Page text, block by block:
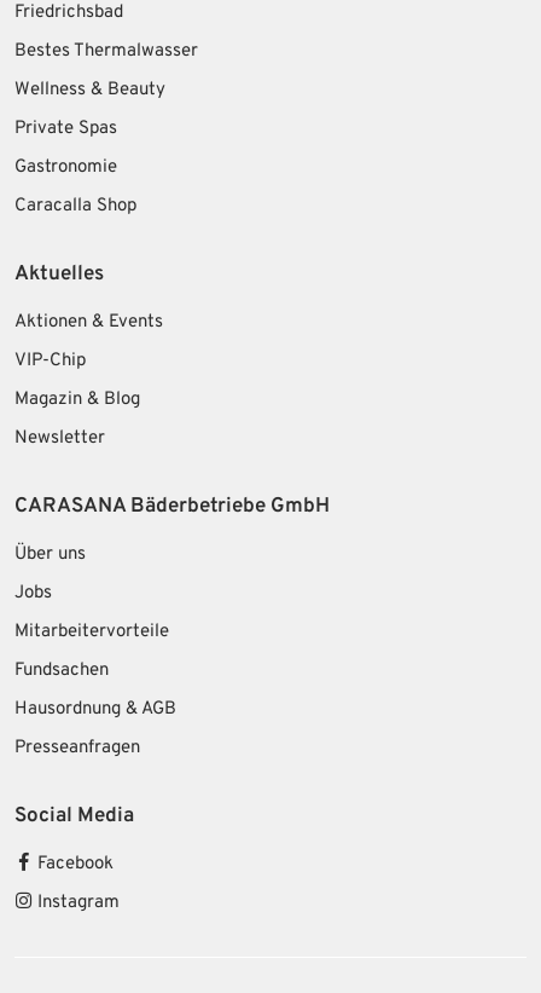
Friedrichsbad
Bestes Thermalwasser
Wellness & Beauty
Private Spas
Gastronomie
Caracalla Shop
Aktuelles
Aktionen & Events
VIP-Chip
Magazin & Blog
Newsletter
CARASANA Bäderbetriebe GmbH
Über uns
Jobs
Mitarbeitervorteile
Fundsachen
Hausordnung & AGB
Presseanfragen
Social Media
Facebook
Instagram